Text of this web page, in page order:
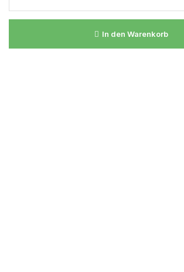
In den Warenkorb